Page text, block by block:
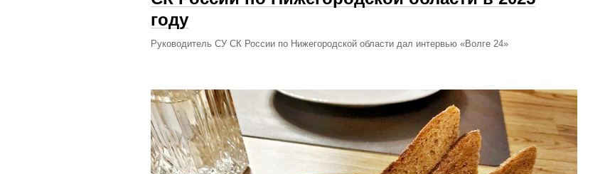
году
Руководитель СУ СК России по Нижегородской области дал интервью «Волге 24»